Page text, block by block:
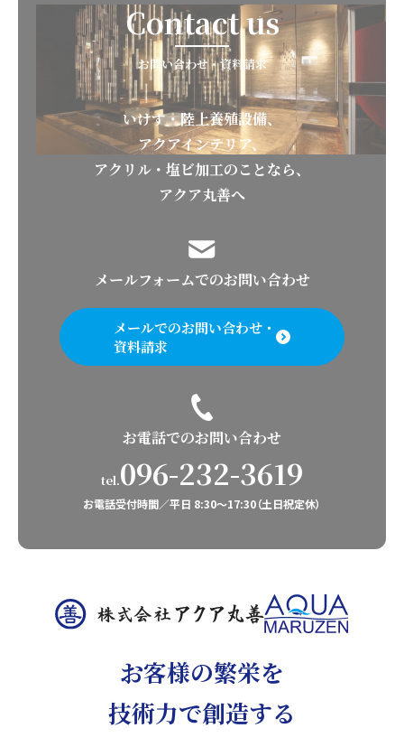
Contact us
お問い合わせ・資料請求
いけす・陸上養殖設備、
アクアインテリア、
アクリル・塩ビ加工のことなら、
アクア丸善へ
メールフォームでのお問い合わせ
メールでのお問い合わせ・
資料請求
お電話でのお問い合わせ
tel.096-232-3619
お電話受付時間／平日 8:30〜17:30（土日祝定休）
お客様の繁栄を
技術力で創造する